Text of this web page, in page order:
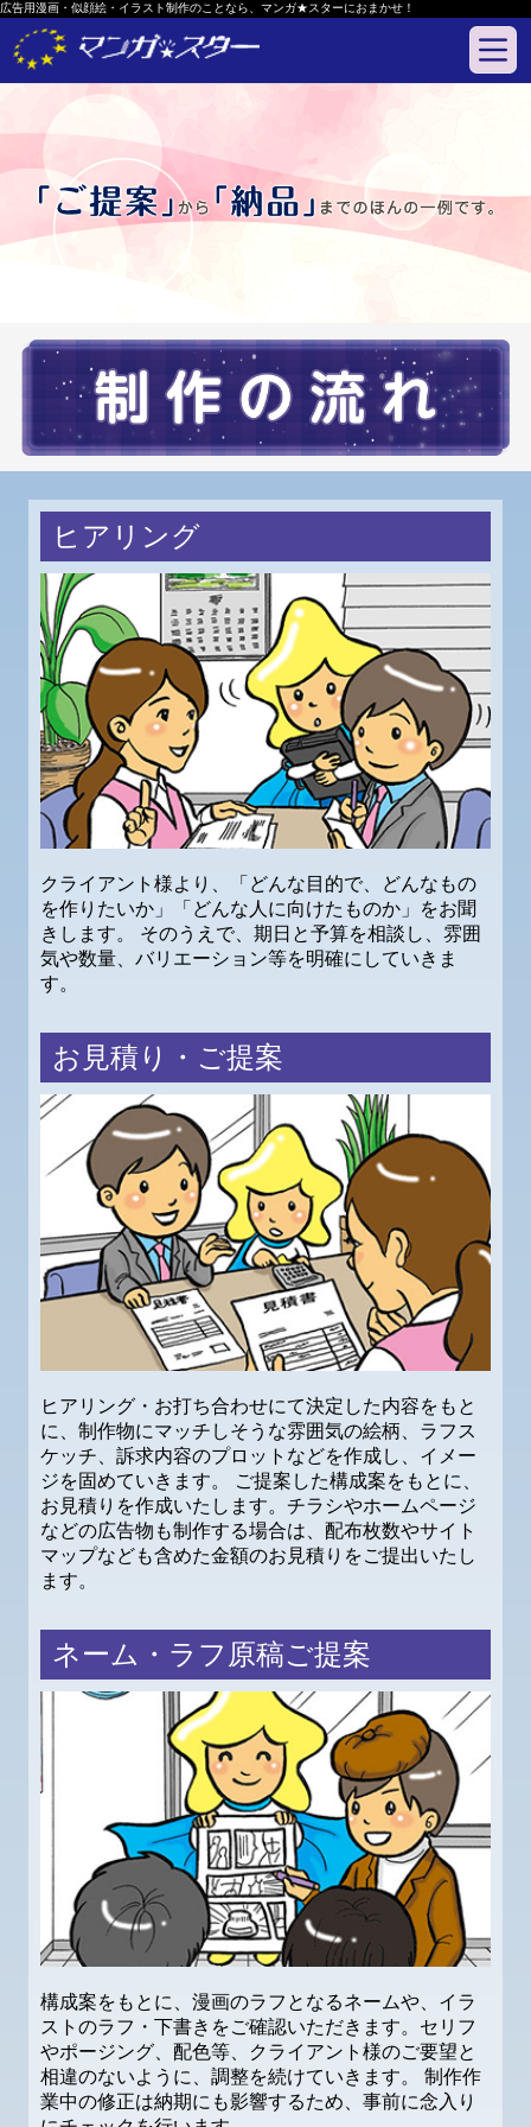
広告用漫画・似顔絵・イラスト制作のことなら、マンガ★スターにおまかせ！
ヒアリング
クライアント様より、「どんな目的で、どんなもの
を作りたいか」「どんな人に向けたものか」をお聞
きします。 そのうえで、期日と予算を相談し、雰囲
気や数量、バリエーション等を明確にしていきま
す。
お見積り・ご提案
ヒアリング・お打ち合わせにて決定した内容をもと
に、制作物にマッチしそうな雰囲気の絵柄、ラフス
ケッチ、訴求内容のプロットなどを作成し、イメー
ジを固めていきます。 ご提案した構成案をもとに、
お見積りを作成いたします。チラシやホームページ
などの広告物も制作する場合は、配布枚数やサイト
マップなども含めた金額のお見積りをご提出いたし
ます。
ネーム・ラフ原稿ご提案
構成案をもとに、漫画のラフとなるネームや、イラ
ストのラフ・下書きをご確認いただきます。セリフ
やポージング、配色等、クライアント様のご要望と
相違のないように、調整を続けていきます。 制作作
業中の修正は納期にも影響するため、事前に念入り